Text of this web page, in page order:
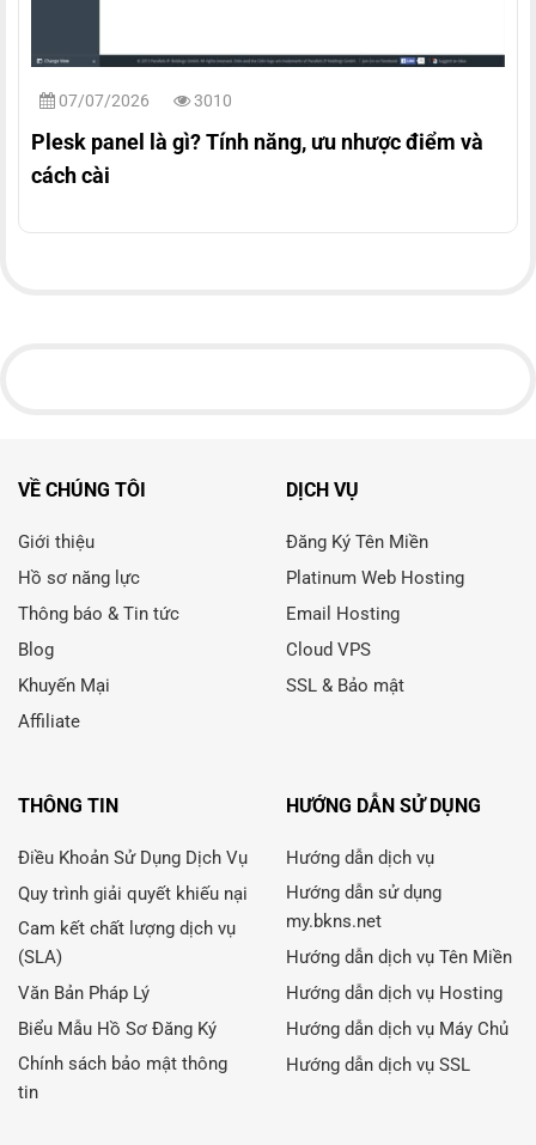
07/07/2026 3010
Plesk panel là gì? Tính năng, ưu nhược điểm và
cách cài
VỀ CHÚNG TÔI
Giới thiệu
Hồ sơ năng lực
Thông báo & Tin tức
Blog
Khuyến Mại
Affiliate
DỊCH VỤ
Đăng Ký Tên Miền
Platinum Web Hosting
Email Hosting
Cloud VPS
SSL & Bảo mật
THÔNG TIN
Điều Khoản Sử Dụng Dịch Vụ
Quy trình giải quyết khiếu nại
Cam kết chất lượng dịch vụ
(SLA)
Văn Bản Pháp Lý
Biểu Mẫu Hồ Sơ Đăng Ký
Chính sách bảo mật thông
tin
HƯỚNG DẪN SỬ DỤNG
Hướng dẫn dịch vụ
Hướng dẫn sử dụng
my.bkns.net
Hướng dẫn dịch vụ Tên Miền
Hướng dẫn dịch vụ Hosting
Hướng dẫn dịch vụ Máy Chủ
Hướng dẫn dịch vụ SSL